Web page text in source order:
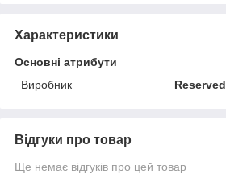
Характеристики
Основні атрибути
Виробник
Reserved
Відгуки про товар
Ще немає відгуків про цей товар